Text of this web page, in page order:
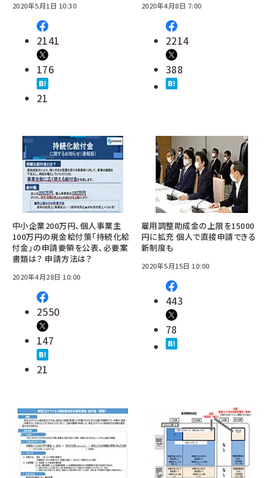
2020年5月1日 10:30
2141
176
21
2020年4月8日 7:00
2214
388
中小企業200万円、個人事業主
100万円の現金給付策「持続化給
付金」の申請要領を公表、必要案
書類は？ 申請方法は？
2020年4月28日 10:00
2550
147
21
雇用調整助成金の上限を15000
円に拡充 個人で直接申請できる
新制度も
2020年5月15日 10:00
443
78